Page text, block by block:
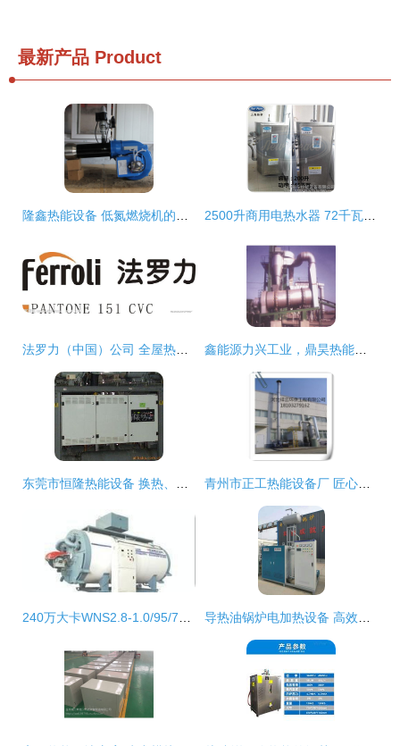
最新产品 Product
隆鑫热能设备 低氮燃烧机的技术创新与环保实践 2500升商用电热水器 72千瓦强劲动力的热能核心
法罗力（中国）公司 全屋热能设备的行业标杆与技术革新者 鑫能源力兴工业，鼎昊热能铸繁华 —— 哈尔滨鑫鼎昊热能机械创新赋能热能设备发展
东莞市恒隆热能设备 换热、制冷空调设备与机电配件产品一览 青州市正工热能设备厂 匠心打造节能与净水新标杆
240万大卡WNS2.8-1.0/95/70-QY卧式燃气热水锅炉 技术参数、报价与厂家推荐 导热油锅炉电加热设备 高效节能的工业供热解决方案